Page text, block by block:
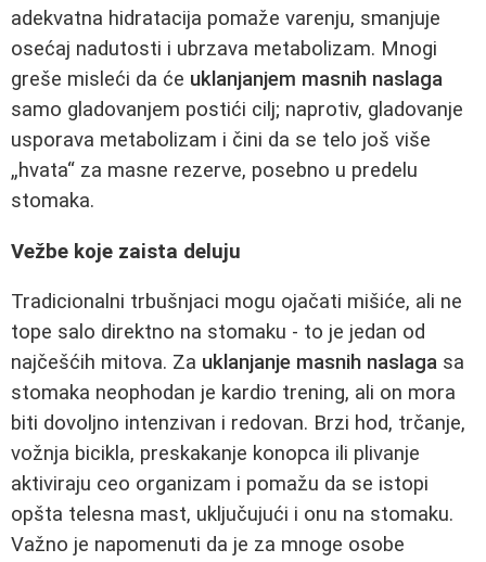
adekvatna hidratacija pomaže varenju, smanjuje
osećaj nadutosti i ubrzava metabolizam. Mnogi
greše misleći da će uklanjanjem masnih naslaga
samo gladovanjem postići cilj; naprotiv, gladovanje
usporava metabolizam i čini da se telo još više
„hvata“ za masne rezerve, posebno u predelu
stomaka.
Vežbe koje zaista deluju
Tradicionalni trbušnjaci mogu ojačati mišiće, ali ne
tope salo direktno na stomaku - to je jedan od
najčešćih mitova. Za uklanjanje masnih naslaga sa
stomaka neophodan je kardio trening, ali on mora
biti dovoljno intenzivan i redovan. Brzi hod, trčanje,
vožnja bicikla, preskakanje konopca ili plivanje
aktiviraju ceo organizam i pomažu da se istopi
opšta telesna mast, uključujući i onu na stomaku.
Važno je napomenuti da je za mnoge osobe